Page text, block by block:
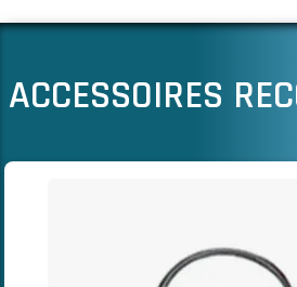
ACCESSOIRES
Il est possible de naviguer entre les
Cliquer pour passer le carrousel
Cliquer pour accéder à la navigation